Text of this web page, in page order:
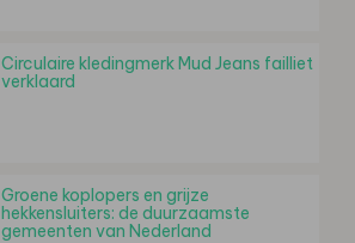
Circulaire kledingmerk Mud Jeans failliet
verklaard
Groene koplopers en grijze
hekkensluiters: de duurzaamste
gemeenten van Nederland